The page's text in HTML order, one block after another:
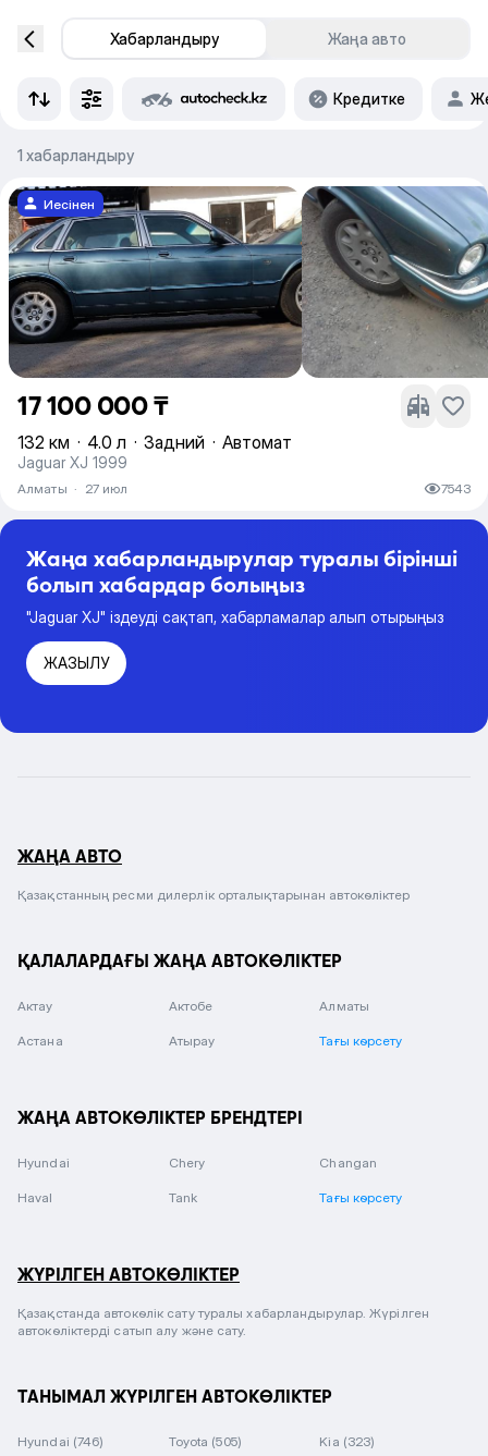
Хабарландыру Жаңа авто
Кредитке
1 хабарландыру
Иесінен
17 100 000 ₸
132 км · 4.0 л · Задний · Автомат
Jaguar XJ 1999
Алматы · 27 июл 7543
Жаңа хабарландырулар туралы бірінші
болып хабардар болыңыз
"Jaguar XJ" іздеуді сақтап, хабарламалар алып отырыңыз
ЖАЗЫЛУ
ЖАҢА АВТО
Қазақстанның ресми дилерлік орталықтарынан автокөліктер
ҚАЛАЛАРДАҒЫ ЖАҢА АВТОКӨЛІКТЕР
Актау Актобе Алматы
Астана Атырау Тағы көрсету
ЖАҢА АВТОКӨЛІКТЕР БРЕНДТЕРІ
Hyundai Chery Changan
Haval Tank Тағы көрсету
ЖҮРІЛГЕН АВТОКӨЛІКТЕР
Қазақстанда автокөлік сату туралы хабарландырулар. Жүрілген
автокөліктерді сатып алу және сату.
ТАНЫМАЛ ЖҮРІЛГЕН АВТОКӨЛІКТЕР
Hyundai (746) Toyota (505) Kia (323)